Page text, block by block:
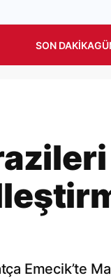
SON DAKIKA
Emecik’te